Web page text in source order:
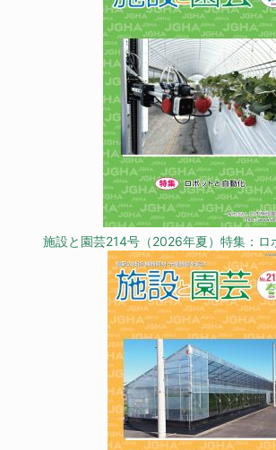
施設と園芸214号（2026年夏）特集：ロ